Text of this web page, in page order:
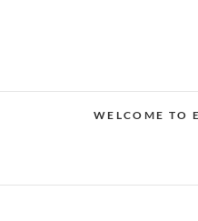
WELCOME TO